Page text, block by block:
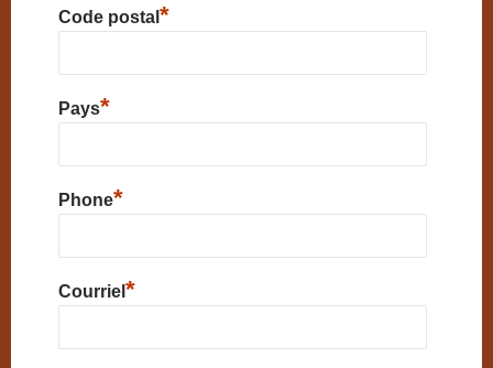
Code postal *
Pays*
Phone*
Courriel *